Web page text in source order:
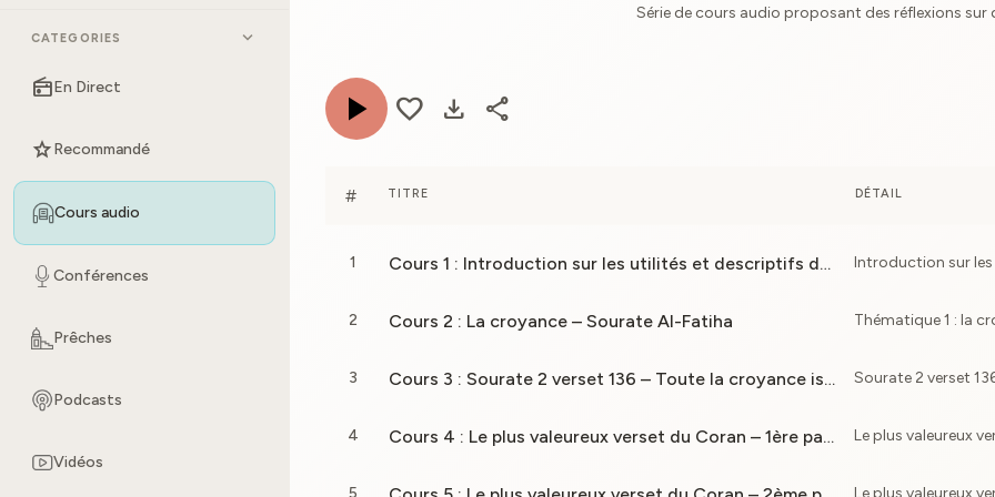
CATEGORIES expand_more
radioEn Direct
starRecommandé
Cours audio
Conférences
Prêches
Podcasts
Vidéos
Série de cours audio proposant des réflexions sur
play_arrow favorite download share
# TITRE DÉTAIL
1 Cours 1 : Introduction sur les utilités et descriptifs du Coran
2 Cours 2 : La croyance – Sourate Al-Fatiha
3 Cours 3 : Sourate 2 verset 136 – Toute la croyance islamique résumée
4 Cours 4 : Le plus valeureux verset du Coran – 1ère partie
5